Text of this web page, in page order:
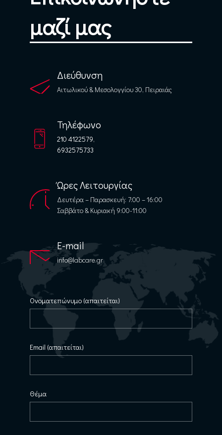
μαζί μας
Διεύθυνση
Αιτωλικού & Μεσολογγίου 30, Πειραιάς
Τηλέφωνο
210 4122579,
6932575733
Ώρες Λειτουργίας
Δευτέρα – Παρασκευή: 7:00 – 16:00
Σαββάτο & Κυριακή 9:00-11:00
E-mail
info@labcare.gr
Ονοματεπώνυμο (απαιτείται)
Email (απαιτείται)
Θέμα